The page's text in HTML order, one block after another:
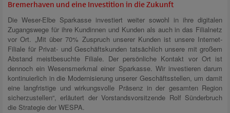
Bremerhaven und eine Investition in die Zukunft
Die Weser-Elbe Sparkasse investiert weiter sowohl in ihre digitalen
Zugangswege für ihre Kundinnen und Kunden als auch in das Filialnetz
vor Ort. „Mit über 70% Zuspruch unserer Kunden ist unsere Internet-
Filiale für Privat- und Geschäftskunden tatsächlich unsere mit großem
Abstand meistbesuchte Filiale. Der persönliche Kontakt vor Ort ist
dennoch ein Wesensmerkmal einer Sparkasse. Wir investieren darum
kontinuierlich in die Modernisierung unserer Geschäftsstellen, um damit
eine langfristige und wirkungsvolle Präsenz in der gesamten Region
sicherzustellen“, erläutert der Vorstandsvorsitzende Rolf Sünderbruch
die Strategie der WESPA.